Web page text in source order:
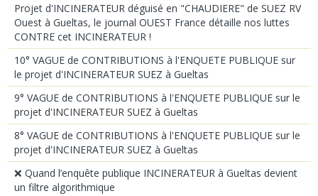
Projet d'INCINERATEUR déguisé en "CHAUDIERE" de SUEZ RV
Ouest à Gueltas, le journal OUEST France détaille nos luttes
CONTRE cet INCINERATEUR !
10° VAGUE de CONTRIBUTIONS à l'ENQUETE PUBLIQUE sur
le projet d'INCINERATEUR SUEZ à Gueltas
9° VAGUE de CONTRIBUTIONS à l'ENQUETE PUBLIQUE sur le
projet d'INCINERATEUR SUEZ à Gueltas
8° VAGUE de CONTRIBUTIONS à l'ENQUETE PUBLIQUE sur le
projet d'INCINERATEUR SUEZ à Gueltas
❌ Quand l’enquête publique INCINERATEUR à Gueltas devient
un filtre algorithmique